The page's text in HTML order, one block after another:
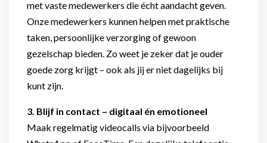
met vaste medewerkers die écht aandacht geven.
Onze medewerkers kunnen helpen met praktische
taken, persoonlijke verzorging of gewoon
gezelschap bieden. Zo weet je zeker dat je ouder
goede zorg krijgt – ook als jij er niet dagelijks bij
kunt zijn.
3. Blijf in contact – digitaal én emotioneel
Maak regelmatig videocalls via bijvoorbeeld